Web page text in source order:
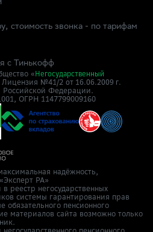
стоимость звонка - по тарифам
с Тинькофф
« Негосударственный
Лицензия №41/2 от 16.06.2009 г.
Федерации.
ОГРН 1147799009160
надёжность,
РА»
в реестр негосударственных
системы гарантирования прав
обязательного пенсионного
материалов сайта возможно только